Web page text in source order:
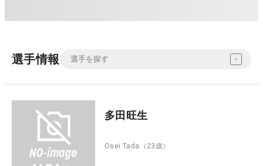
選手情報
多田旺生
Osei Tada （23歳）